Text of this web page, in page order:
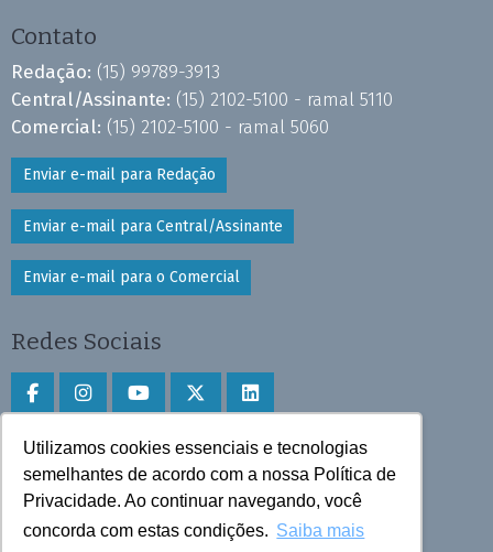
Utilizamos cookies essenciais e tecnologias
semelhantes de acordo com a nossa Política de
Privacidade. Ao continuar navegando, você
concorda com estas condições. Saiba mais
Contato
Redação: (15) 99789-3913
Central/Assinante: (15) 2102-5100 - ramal 5110
Comercial: (15) 2102-5100 - ramal 5060
Enviar e-mail para Redação
Enviar e-mail para Central/Assinante
Enviar e-mail para o Comercial
Redes Sociais
Faça download do aplicativo
Play Store e App Store